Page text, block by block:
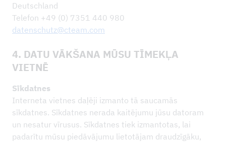
Deutsch­land
Te­le­fon +49 (0) 7351 440 980
datenschutz@​cteam.com
4. DATU VĀKŠANA MŪSU TĪMEKĻA
VIETNĒ
Sīkdatnes
Interneta vietnes daļēji izmanto tā saucamās
sīkdatnes. Sīkdatnes nerada kaitējumu jūsu datoram
un nesatur vīrusus. Sīkdatnes tiek izmantotas, lai
padarītu mūsu piedāvājumu lietotājam draudzīgāku,